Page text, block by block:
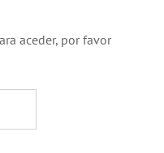
aceder, por favor